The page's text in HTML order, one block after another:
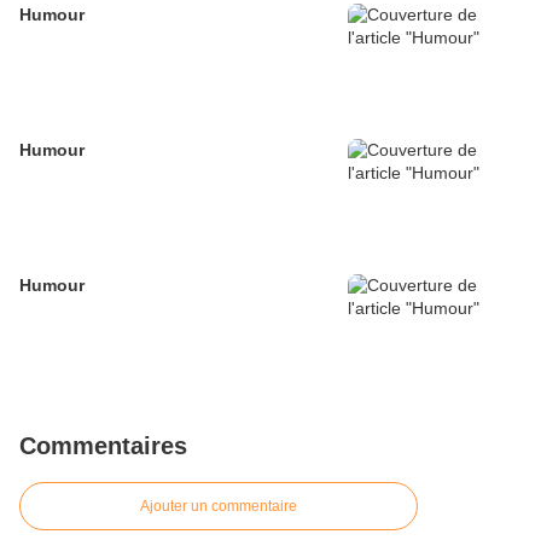
Humour
Humour
Humour
Commentaires
Ajouter un commentaire